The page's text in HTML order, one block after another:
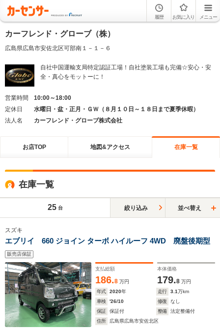
履歴 お気に入り メニュー
カーフレンド・グローブ（株）
広島県広島市安佐北区可部南１－１－６
自社中国運輸支局特定認証工場！自社塗装工場も完備☆安心・安
全・真心をモットーに！
営業時間
10:00～18:00
定休日
水曜日・盆・正月・ＧＷ（８月１０日～１８日まで夏季休暇）
法人名
カーフレンド・グローブ株式会社
お店TOP 地図&アクセス 在庫一覧
在庫一覧
25 台 絞り込み 並べ替え
スズキ
エブリイ 660 ジョイン ターボ ハイルーフ 4WD 廃盤後期型
販売店保証
支払総額
186.8 万円
本体価格
179.8 万円
年式
2020年 走行 3.1万km
車検
'26/10 修復
なし
保証
保証付 整備
法定整備付
住所
広島県広島市安佐北区